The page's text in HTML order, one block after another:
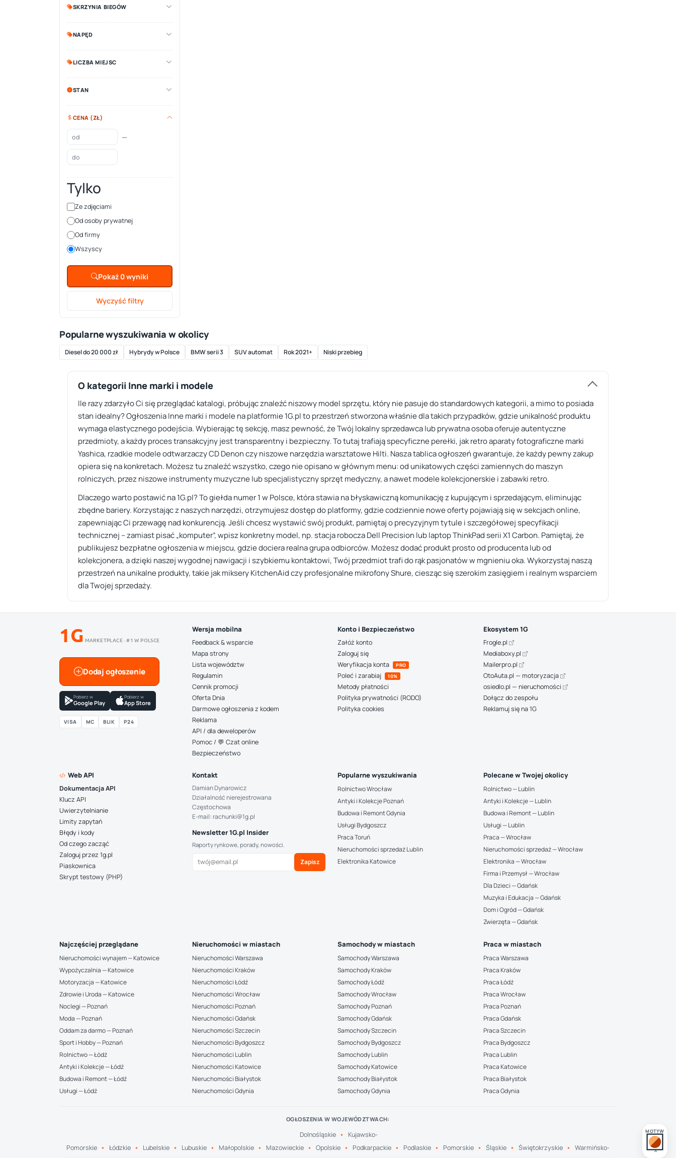
MOTYW
SKRZYNIA BIEGÓW
NAPĘD
LICZBA MIEJSC
STAN
CENA (ZŁ)
—
Tylko
Ze zdjęciami
Od osoby prywatnej
Od firmy
Wszyscy
Pokaż 0 wyniki
Wyczyść filtry
Popularne wyszukiwania w okolicy
Diesel do 20 000 zł Hybrydy w Polsce BMW serii 3 SUV automat Rok 2021+ Niski przebieg
O kategorii Inne marki i modele
Ile razy zdarzyło Ci się przeglądać katalogi, próbując znaleźć niszowy model sprzętu, który nie pasuje do standardowych kategorii, a mimo to posiada
stan idealny? Ogłoszenia Inne marki i modele na platformie 1G.pl to przestrzeń stworzona właśnie dla takich przypadków, gdzie unikalność produktu
wymaga elastycznego podejścia. Wybierając tę sekcję, masz pewność, że Twój lokalny sprzedawca lub prywatna osoba oferuje autentyczne
przedmioty, a każdy proces transakcyjny jest transparentny i bezpieczny. To tutaj trafiają specyficzne perełki, jak retro aparaty fotograficzne marki
Yashica, rzadkie modele odtwarzaczy CD Denon czy niszowe narzędzia warsztatowe Hilti. Nasza tablica ogłoszeń gwarantuje, że każdy pewny zakup
opiera się na konkretach. Możesz tu znaleźć wszystko, czego nie opisano w głównym menu: od unikatowych części zamiennych do maszyn
rolniczych, przez niszowe instrumenty muzyczne lub specjalistyczny sprzęt medyczny, a nawet modele kolekcjonerskie i zabawki retro.
Dlaczego warto postawić na 1G.pl? To giełda numer 1 w Polsce, która stawia na błyskawiczną komunikację z kupującym i sprzedającym, eliminując
zbędne bariery. Korzystając z naszych narzędzi, otrzymujesz dostęp do platformy, gdzie codziennie nowe oferty pojawiają się w sekcjach online,
zapewniając Ci przewagę nad konkurencją. Jeśli chcesz wystawić swój produkt, pamiętaj o precyzyjnym tytule i szczegółowej specyfikacji
technicznej – zamiast pisać „komputer”, wpisz konkretny model, np. stacja robocza Dell Precision lub laptop ThinkPad serii X1 Carbon. Pamiętaj, że
publikujesz bezpłatne ogłoszenia w miejscu, gdzie dociera realna grupa odbiorców. Możesz dodać produkt prosto od producenta lub od
kolekcjonera, a dzięki naszej wygodnej nawigacji i szybkiemu kontaktowi, Twój przedmiot trafi do rąk pasjonatów w mgnieniu oka. Wykorzystaj naszą
przestrzeń na unikalne produkty, takie jak miksery KitchenAid czy profesjonalne mikrofony Shure, ciesząc się szerokim zasięgiem i realnym wsparciem
dla Twojej sprzedaży.
1G MARKETPLACE · #1 W POLSCE
Dodaj ogłoszenie
Pobierz w
Google Play
Pobierz w
App Store
VISA MC BLIK P24
Wersja mobilna
Feedback & wsparcie
Mapa strony
Lista województw
Regulamin
Cennik promocji
Oferta Dnia
Darmowe ogłoszenia z kodem
Reklama
API / dla deweloperów
Pomoc / 💬 Czat online
Bezpieczeństwo
Konto i Bezpieczeństwo
Załóż konto
Zaloguj się
Weryfikacja konta
PRO
Poleć i zarabiaj 10%
Metody płatności
Polityka prywatności (RODO)
Polityka cookies
Ekosystem 1G
Frogle.pl
Mediaboxy.pl
Mailerpro.pl
OtoAuta.pl — motoryzacja
osiedlo.pl — nieruchomości
Dołącz do zespołu
Reklamuj się na 1G
Web API
Dokumentacja API
Klucz API
Uwierzytelnianie
Limity zapytań
Błędy i kody
Od czego zacząć
Zaloguj przez 1g.pl
Piaskownica
Skrypt testowy (PHP)
Kontakt
Damian Dynarowicz
Działalność nierejestrowana
Częstochowa
E-mail: rachunki@1g.pl
Newsletter 1G.pl Insider
Raporty rynkowe, porady, nowości.
Zapisz
Popularne wyszukiwania
Rolnictwo Wrocław
Antyki i Kolekcje Poznań
Budowa i Remont Gdynia
Usługi Bydgoszcz
Praca Toruń
Nieruchomości sprzedaż Lublin
Elektronika Katowice
Polecane w Twojej okolicy
Rolnictwo — Lublin
Antyki i Kolekcje — Lublin
Budowa i Remont — Lublin
Usługi — Lublin
Praca — Wrocław
Nieruchomości sprzedaż — Wrocław
Elektronika — Wrocław
Firma i Przemysł — Wrocław
Dla Dzieci — Gdańsk
Muzyka i Edukacja — Gdańsk
Dom i Ogród — Gdańsk
Zwierzęta — Gdańsk
Najczęściej przeglądane
Nieruchomości wynajem — Katowice
Wypożyczalnia — Katowice
Motoryzacja — Katowice
Zdrowie i Uroda — Katowice
Noclegi — Poznań
Moda — Poznań
Oddam za darmo — Poznań
Sport i Hobby — Poznań
Rolnictwo — Łódź
Antyki i Kolekcje — Łódź
Budowa i Remont — Łódź
Usługi — Łódź
Nieruchomości w miastach
Nieruchomości Warszawa
Nieruchomości Kraków
Nieruchomości Łódź
Nieruchomości Wrocław
Nieruchomości Poznań
Nieruchomości Gdańsk
Nieruchomości Szczecin
Nieruchomości Bydgoszcz
Nieruchomości Lublin
Nieruchomości Katowice
Nieruchomości Białystok
Nieruchomości Gdynia
Samochody w miastach
Samochody Warszawa
Samochody Kraków
Samochody Łódź
Samochody Wrocław
Samochody Poznań
Samochody Gdańsk
Samochody Szczecin
Samochody Bydgoszcz
Samochody Lublin
Samochody Katowice
Samochody Białystok
Samochody Gdynia
Praca w miastach
Praca Warszawa
Praca Kraków
Praca Łódź
Praca Wrocław
Praca Poznań
Praca Gdańsk
Praca Szczecin
Praca Bydgoszcz
Praca Lublin
Praca Katowice
Praca Białystok
Praca Gdynia
OGŁOSZENIA W WOJEWÓDZTWACH:
Dolnośląskie
Kujawsko-
Pomorskie
Łódzkie Lubelskie Lubuskie Małopolskie Mazowieckie Opolskie Podkarpackie Podlaskie Pomorskie Śląskie Świętokrzyskie
Warmińsko-